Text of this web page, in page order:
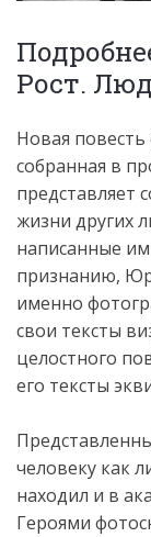
Рост.
Новая
собранная в
представляет
жизни других
написанные
признанию,
именно
свои тексты
целостного
его тексты
человеку как
находил и в
Героями